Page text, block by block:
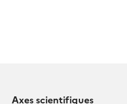
Axes scientifiques